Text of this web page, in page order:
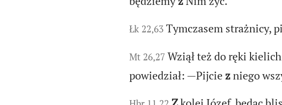
Łk 22,63 Tymczasem strażnicy,
Mt 26,27 Wziął też do ręki kielich
powiedział: —Pijcie zniego